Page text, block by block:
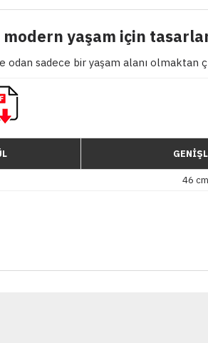
yaşam için
odan sadece bir yaşam alanı olmaktan
46 cm